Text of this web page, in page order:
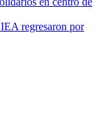
regresaron por